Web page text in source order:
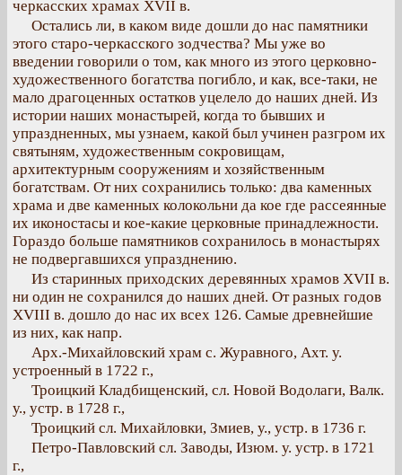
черкасских храмах XVII в.
Остались ли, в каком виде дошли до нас памятники
этого старо-черкасского зодчества? Мы уже во
введении говорили о том, как много из этого церковно-
художественного богатства погибло, и как, все-таки, не
мало драгоценных остатков уцелело до наших дней. Из
истории наших монастырей, когда то бывших и
упраздненных, мы узнаем, какой был учинен разгром их
святыням, художественным сокровищам,
архитектурным сооружениям и хозяйственным
богатствам. От них сохранились только: два каменных
храма и две каменных колокольни да кое где рассеянные
их иконостасы и кое-какие церковные принадлежности.
Гораздо больше памятников сохранилось в монастырях
не подвергавшихся упразднению.
Из старинных приходских деревянных храмов XVII в.
ни один не сохранился до наших дней. От разных годов
XVIII в. дошло до нас их всех 126. Самые древнейшие
из них, как напр.
Арх.-Михайловский храм с. Журавного, Ахт. у.
устроенный в 1722 г.,
Троицкий Кладбищенский, сл. Новой Водолаги, Валк.
у., устр. в 1728 г.,
Троицкий сл. Михайловки, Змиев, у., устр. в 1736 г.
Петро-Павловский сл. Заводы, Изюм. у. устр. в 1721
г.,